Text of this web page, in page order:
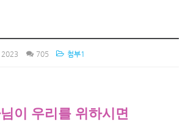
705 첨부1
이 우리를 위하시면